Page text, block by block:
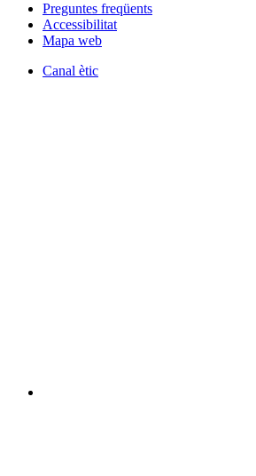
Preguntes freqüents
Accessibilitat
Mapa web
Canal ètic